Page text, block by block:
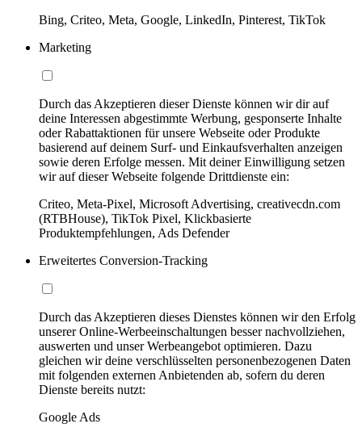
Bing, Criteo, Meta, Google, LinkedIn, Pinterest, TikTok
Marketing
Durch das Akzeptieren dieser Dienste können wir dir auf
deine Interessen abgestimmte Werbung, gesponserte Inhalte
oder Rabattaktionen für unsere Webseite oder Produkte
basierend auf deinem Surf- und Einkaufsverhalten anzeigen
sowie deren Erfolge messen. Mit deiner Einwilligung setzen
wir auf dieser Webseite folgende Drittdienste ein:
Criteo, Meta-Pixel, Microsoft Advertising, creativecdn.com
(RTBHouse), TikTok Pixel, Klickbasierte
Produktempfehlungen, Ads Defender
Erweitertes Conversion-Tracking
Durch das Akzeptieren dieses Dienstes können wir den Erfolg
unserer Online-Werbeeinschaltungen besser nachvollziehen,
auswerten und unser Werbeangebot optimieren. Dazu
gleichen wir deine verschlüsselten personenbezogenen Daten
mit folgenden externen Anbietenden ab, sofern du deren
Dienste bereits nutzt:
Google Ads